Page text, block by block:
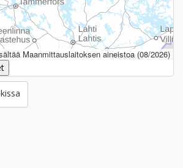
Maanmittauslaitoksen aineistoa (08/2026)